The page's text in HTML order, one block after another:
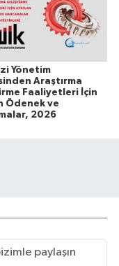
Yönetim
Araştırma
Faaliyetleri İçin
Ödenek ve
2026